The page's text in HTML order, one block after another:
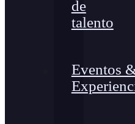
de
talento
Eventos